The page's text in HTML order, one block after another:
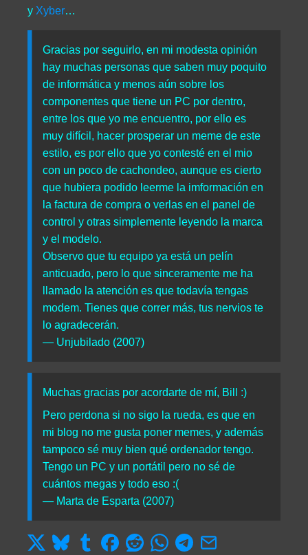
y Xyber…
Gracias por seguirlo, en mi modesta opinión
hay muchas personas que saben muy poquito
de informática y menos aún sobre los
componentes que tiene un PC por dentro,
entre los que yo me encuentro, por ello es
muy difícil, hacer prosperar un meme de este
estilo, es por ello que yo contesté en el mio
con un poco de cachondeo, aunque es cierto
que hubiera podido leerme la imformación en
la factura de compra o verlas en el panel de
control y otras simplemente leyendo la marca
y el modelo.
Observo que tu equipo ya está un pelín
anticuado, pero lo que sinceramente me ha
llamado la atención es que todavía tengas
modem. Tienes que correr más, tus nervios te
lo agradecerán.
— Unjubilado (2007)
Muchas gracias por acordarte de mí, Bill :)
Pero perdona si no sigo la rueda, es que en
mi blog no me gusta poner memes, y además
tampoco sé muy bien qué ordenador tengo.
Tengo un PC y un portátil pero no sé de
cuántos megas y todo eso :(
— Marta de Esparta (2007)